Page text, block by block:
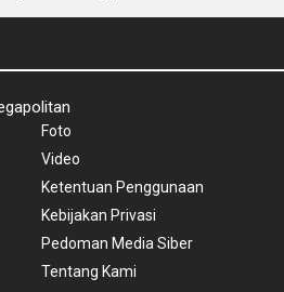
Foto
Video
Ketentuan Penggunaan
Kebijakan Privasi
Pedoman Media Siber
Tentang Kami